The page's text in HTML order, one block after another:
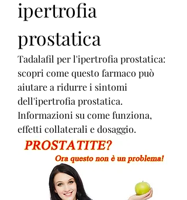
ipertrofia
prostatica
Tadalafil per l'ipertrofia prostatica:
scopri come questo farmaco può
aiutare a ridurre i sintomi
dell'ipertrofia prostatica.
Informazioni su come funziona,
effetti collaterali e dosaggio.